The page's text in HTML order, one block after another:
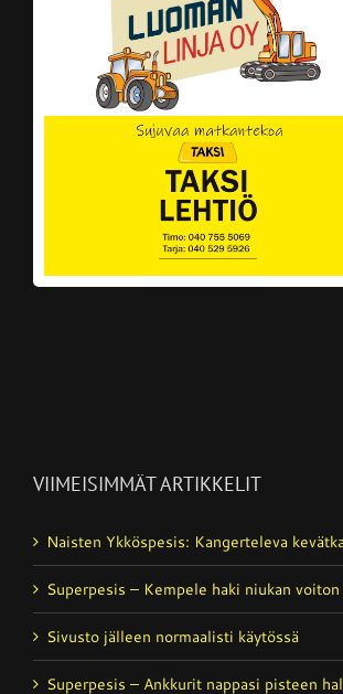
VIIMEISIMMÄT ARTIKKELIT
Naisten Ykköspesis: Kangerteleva
Superpesis – Kempele haki niukan
Sivusto jälleen normaalisti käytössä
Superpesis – Ankkurit nappasi pisteen